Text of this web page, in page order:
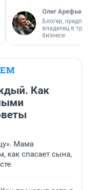
Олег Арефьев
Блогер,
владелец в
бизнесе
Как
Мама
как спасает сына,